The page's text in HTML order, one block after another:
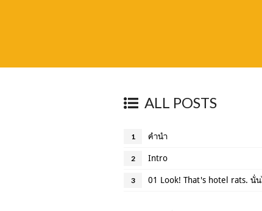
ALL POSTS
1 คำนำ
2 Intro
3 01 Look! That's hotel rats. นั่่น